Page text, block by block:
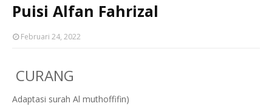
Puisi Alfan Fahrizal
Februari 24, 2022
CURANG
Adaptasi surah Al muthoffifin)